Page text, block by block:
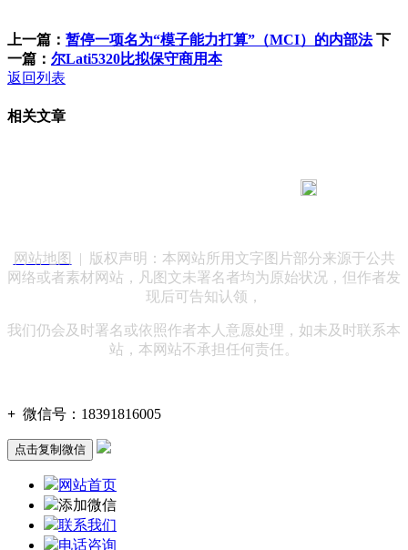
上一篇： 暂停一项名为“模子能力打算”（MCI）的内部法 下
一篇： 尔Lati5320比拟保守商用本
返回列表
相关文章
网站地图
| 版权声明：本网站所用文字图片部分来源于公共
网络或者素材网站，凡图文未署名者均为原始状况，但作者发
现后可告知认领，
我们仍会及时署名或依照作者本人意愿处理，如未及时联系本
站，本网站不承担任何责任。
+ 微信号： 18391816005
点击复制微信
网站首页
添加微信
联系我们
电话咨询